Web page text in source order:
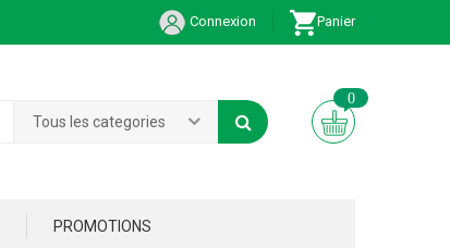
Connexion Panier
Tous les categories
0
PROMOTIONS